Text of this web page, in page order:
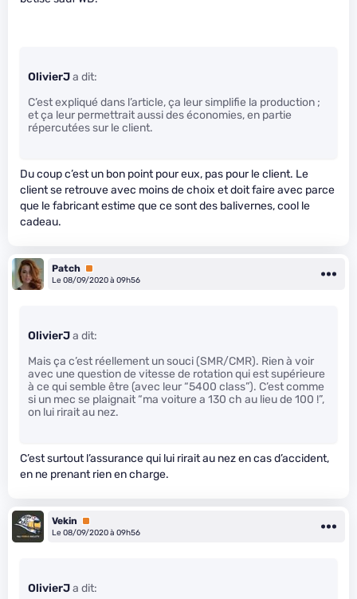
OlivierJa dit:
C’est expliqué dans l’article, ça leur simplifie la production ;
et ça leur permettrait aussi des économies, en partie
répercutées sur le client.
Du coup c’est un bon point pour eux, pas pour le client. Le
client se retrouve avec moins de choix et doit faire avec parce
que le fabricant estime que ce sont des balivernes, cool le
cadeau.
Patch Premium
Le 08/09/2020 à 09h56
OlivierJa dit:
Mais ça c’est réellement un souci (SMR/CMR). Rien à voir
avec une question de vitesse de rotation qui est supérieure
à ce qui semble être (avec leur “5400 class”). C’est comme
si un mec se plaignait “ma voiture a 130 ch au lieu de 100 !”,
on lui rirait au nez.
C’est surtout l’assurance qui lui rirait au nez en cas d’accident,
en ne prenant rien en charge.
Vekin
Premium
Le 08/09/2020 à 09h56
OlivierJa dit: